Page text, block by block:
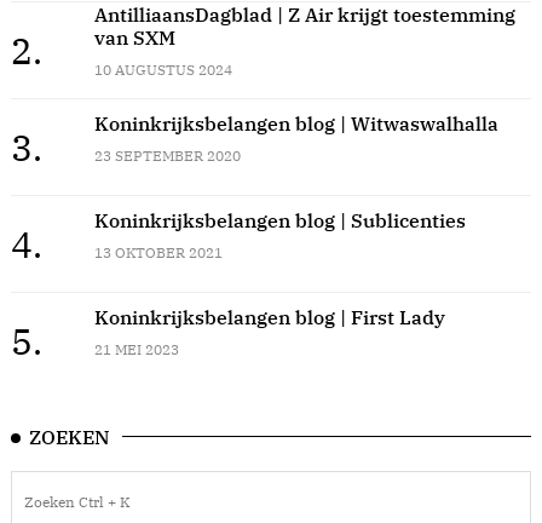
2.
AntilliaansDagblad | Z Air krijgt toestemming
van SXM
10 AUGUSTUS 2024
3.
Koninkrijksbelangen blog | Witwaswalhalla
23 SEPTEMBER 2020
4.
Koninkrijksbelangen blog | Sublicenties
13 OKTOBER 2021
5.
Koninkrijksbelangen blog | First Lady
21 MEI 2023
ZOEKEN